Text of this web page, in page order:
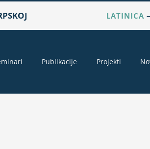
LATINICA
Publikacije Projekti